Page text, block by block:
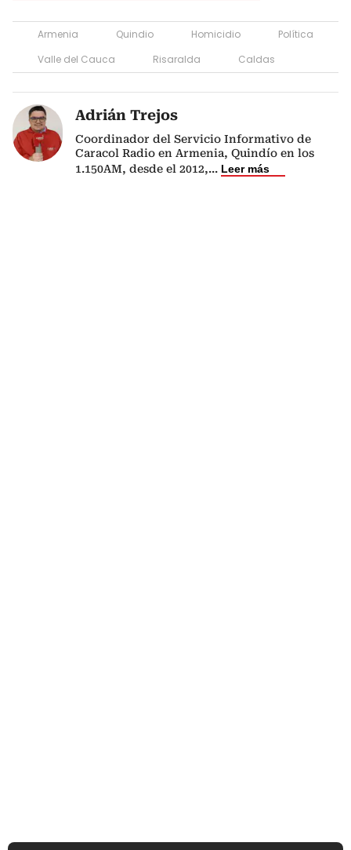
Armenia Quindio Homicidio
Política
Valle del Cauca
Risaralda Caldas
Adrián Trejos
Coordinador del Servicio Informativo de
Caracol Radio en Armenia, Quindío en los
1.150AM, desde el 2012,... Leer más